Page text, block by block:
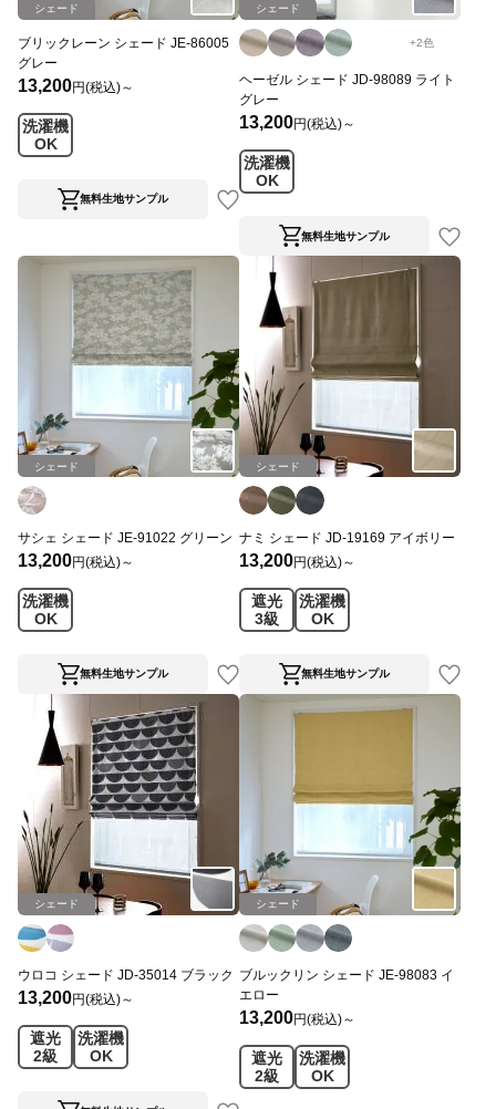
シェード
ブリックレーン シェード JE-86005
グレー
13,200円(税込)～
洗濯機
OK
無料生地サンプル
シェード
+2色
ヘーゼル シェード JD-98089 ライト
グレー
13,200円(税込)～
洗濯機
OK
無料生地サンプル
シェード
サシェ シェード JE-91022 グリーン
13,200円(税込)～
洗濯機
OK
無料生地サンプル
シェード
ナミ シェード JD-19169 アイボリー
13,200円(税込)～
遮光
3級
洗濯機
OK
無料生地サンプル
シェード
ウロコ シェード JD-35014 ブラック
13,200円(税込)～
遮光
2級
洗濯機
OK
シェード
ブルックリン シェード JE-98083 イ
エロー
13,200円(税込)～
遮光
2級
洗濯機
OK